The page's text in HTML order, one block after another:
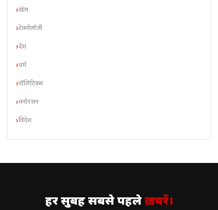
खेल
टेक्नोलॉजी
देश
धर्म
पॉलिटिक्स
मनोरंजन
विदेश
हर सुबह सबसे पहलेख़बरें।